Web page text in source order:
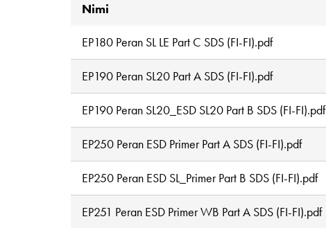
Nimi
EP180 Peran SL LE Part C SDS (FI-FI).pdf
EP190 Peran SL20 Part A SDS (FI-FI).pdf
EP190 Peran SL20_ESD SL20 Part B SDS (FI-FI).pdf
EP250 Peran ESD Primer Part A SDS (FI-FI).pdf
EP250 Peran ESD SL_Primer Part B SDS (FI-FI).pdf
EP251 Peran ESD Primer WB Part A SDS (FI-FI).pdf